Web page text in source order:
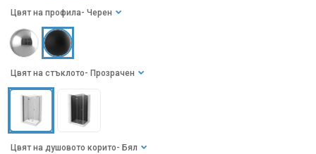
Цвят на стъклото - Прозрачен
Цвят на профила - Черен
Цвят на душовото корито - Бял